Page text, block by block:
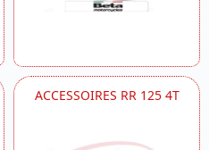
ACCESSOIRES RR 125 4T